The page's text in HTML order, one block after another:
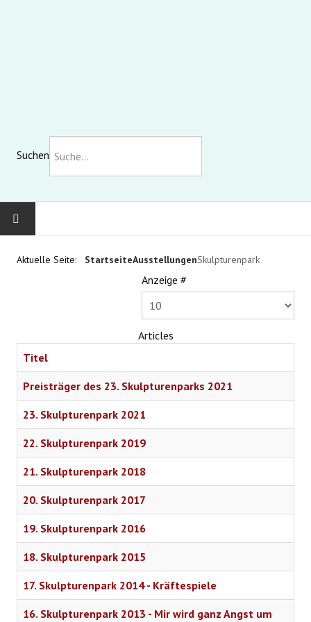
Suchen
Aktuelle Seite: StartseiteAusstellungenSkulpturenpark
Anzeige #
Articles
Titel
Preisträger des 23. Skulpturenparks 2021
23. Skulpturenpark 2021
22. Skulpturenpark 2019
21. Skulpturenpark 2018
20. Skulpturenpark 2017
19. Skulpturenpark 2016
18. Skulpturenpark 2015
17. Skulpturenpark 2014 - Kräftespiele
16. Skulpturenpark 2013 - Mir wird ganz Angst um